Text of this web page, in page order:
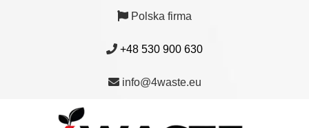
Polska firma
+48 530 900 630
info@4waste.eu